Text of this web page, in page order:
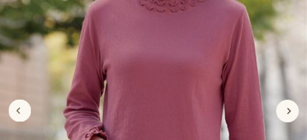
ジュニア・ティーンズ下着
メンズ下着
家電
キッチン・雑貨・日用品
寝具・インテリア・家具通販すべて
家具・収納
寝具・ベッド
カーテン・ラグ・ファブリック
美容・健康
美容・健康通販すべて
美容・健康・サプリメント
制服・スクール
制服・スクールすべて
制服・学生服
大きいサイズ
大きいサイズ通販すべて
バーゲン
キッチン・雑貨・日用品
家具・収納
寝具・ベッド
カーテン・ラグ・ファブリック
美容・健康通販すべて
美容・健康・サプリメント
制服・スクール
制服・スクールすべて
制服・学生服
ジュニア・ティーンズ下着
大きいサイズ
大きいサイズ通販すべて
大きいサイズ レディース服
バーゲンセール
詳細検索